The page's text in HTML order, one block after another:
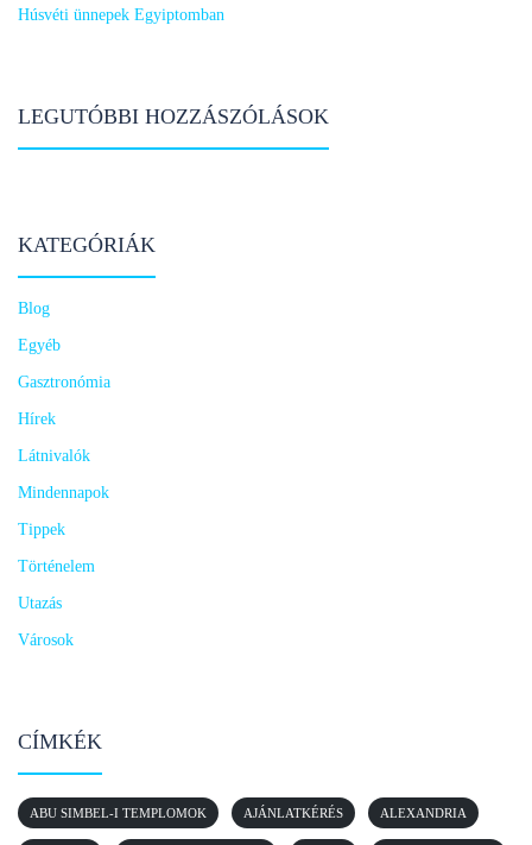
Húsvéti ünnepek Egyiptomban
LEGUTÓBBI HOZZÁSZÓLÁSOK
KATEGÓRIÁK
Blog
Egyéb
Gasztronómia
Hírek
Látnivalók
Mindennapok
Tippek
Történelem
Utazás
Városok
CÍMKÉK
ABU SIMBEL-I TEMPLOMOK AJÁNLATKÉRÉS ALEXANDRIA